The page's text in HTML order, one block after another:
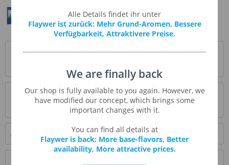
Twittern Pin It
Beschreibung
Bewertungen
0
Bewertungen lesen, schreiben und diskutieren...
Ähnliche Artikel
Alle Details findet ihr unter
Flaywer ist zurück: Mehr Grund-Aromen, Bessere
Verfügbarkeit, Attraktivere Preise.
We are finally back
Our shop is fully available to you again. However, we
have modified our concept, which brings some
important changes with it.
You can find all details at
Flaywer is back: More base-flavors, Better
availability, More attractive prices.